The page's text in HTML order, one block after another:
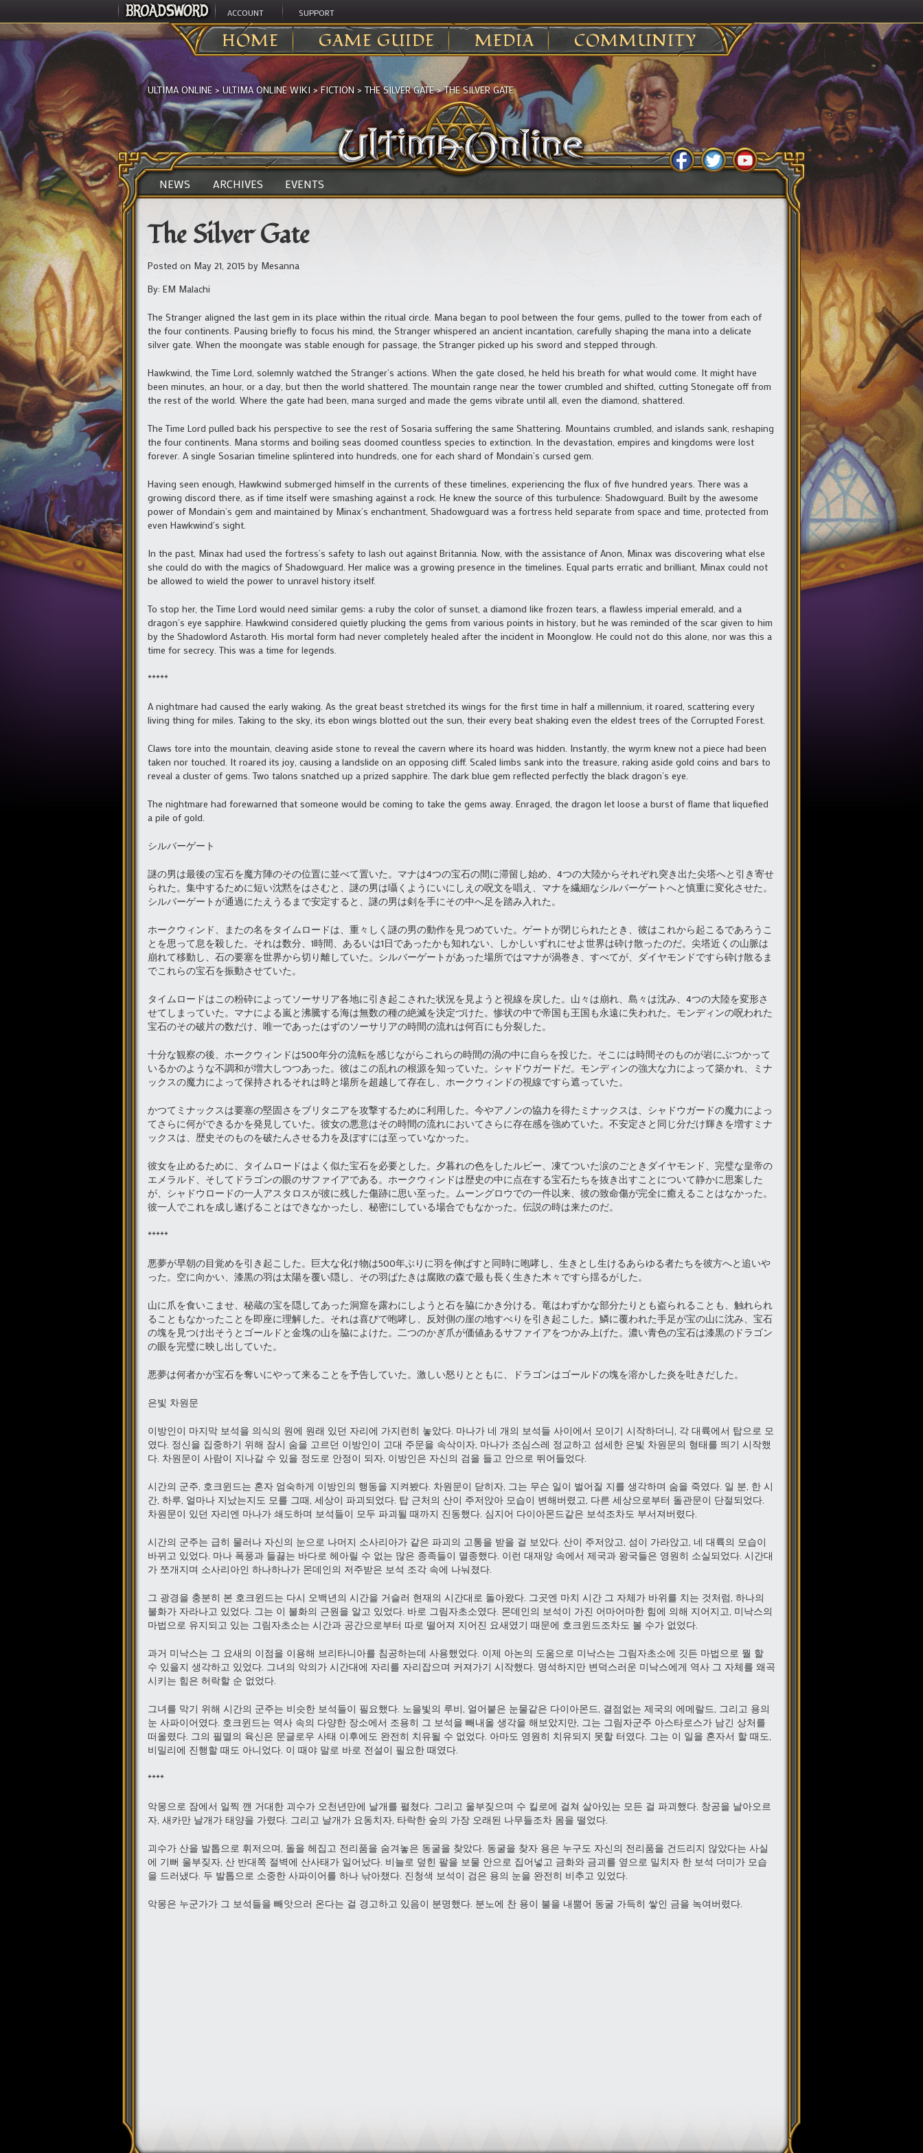
ACCOUNT SUPPORT
HOME GAME GUIDE MEDIA COMMUNITY
ULTIMA ONLINE >ULTIMA ONLINE WIKI>FICTION> THE SILVER GATE>THE SILVER GATE
NEWS ARCHIVES EVENTS
The Silver Gate
Posted on May 21, 2015 by Mesanna
By: EM Malachi
The Stranger aligned the last gem in its place within the ritual circle. Mana began to pool between the four gems, pulled to the tower from each of
the four continents. Pausing briefly to focus his mind, the Stranger whispered an ancient incantation, carefully shaping the mana into a delicate
silver gate. When the moongate was stable enough for passage, the Stranger picked up his sword and stepped through.
Hawkwind, the Time Lord, solemnly watched the Stranger’s actions. When the gate closed, he held his breath for what would come. It might have
been minutes, an hour, or a day, but then the world shattered. The mountain range near the tower crumbled and shifted, cutting Stonegate off from
the rest of the world. Where the gate had been, mana surged and made the gems vibrate until all, even the diamond, shattered.
The Time Lord pulled back his perspective to see the rest of Sosaria suffering the same Shattering. Mountains crumbled, and islands sank, reshaping
the four continents. Mana storms and boiling seas doomed countless species to extinction. In the devastation, empires and kingdoms were lost
forever. A single Sosarian timeline splintered into hundreds, one for each shard of Mondain’s cursed gem.
Having seen enough, Hawkwind submerged himself in the currents of these timelines, experiencing the flux of five hundred years. There was a
growing discord there, as if time itself were smashing against a rock. He knew the source of this turbulence: Shadowguard. Built by the awesome
power of Mondain’s gem and maintained by Minax’s enchantment, Shadowguard was a fortress held separate from space and time, protected from
even Hawkwind’s sight.
In the past, Minax had used the fortress’s safety to lash out against Britannia. Now, with the assistance of Anon, Minax was discovering what else
she could do with the magics of Shadowguard. Her malice was a growing presence in the timelines. Equal parts erratic and brilliant, Minax could not
be allowed to wield the power to unravel history itself.
To stop her, the Time Lord would need similar gems: a ruby the color of sunset, a diamond like frozen tears, a flawless imperial emerald, and a
dragon’s eye sapphire. Hawkwind considered quietly plucking the gems from various points in history, but he was reminded of the scar given to him
by the Shadowlord Astaroth. His mortal form had never completely healed after the incident in Moonglow. He could not do this alone, nor was this a
time for secrecy. This was a time for legends.
*****
A nightmare had caused the early waking. As the great beast stretched its wings for the first time in half a millennium, it roared, scattering every
living thing for miles. Taking to the sky, its ebon wings blotted out the sun, their every beat shaking even the eldest trees of the Corrupted Forest.
Claws tore into the mountain, cleaving aside stone to reveal the cavern where its hoard was hidden. Instantly, the wyrm knew not a piece had been
taken nor touched. It roared its joy, causing a landslide on an opposing cliff. Scaled limbs sank into the treasure, raking aside gold coins and bars to
reveal a cluster of gems. Two talons snatched up a prized sapphire. The dark blue gem reflected perfectly the black dragon’s eye.
The nightmare had forewarned that someone would be coming to take the gems away. Enraged, the dragon let loose a burst of flame that liquefied
a pile of gold.
シルバーゲート
謎の男は最後の宝石を魔方陣のその位置に並べて置いた。マナは4つの宝石の間に滞留し始め、4つの大陸からそれぞれ突き出た尖塔へと引き寄せ
られた。集中するために短い沈黙をはさむと、謎の男は囁くようにいにしえの呪文を唱え、マナを繊細なシルバーゲートへと慎重に変化させた。
シルバーゲートが通過にたえうるまで安定すると、謎の男は剣を手にその中へ足を踏み入れた。
ホークウィンド、またの名をタイムロードは、重々しく謎の男の動作を見つめていた。ゲートが閉じられたとき、彼はこれから起こるであろうこ
とを思って息を殺した。それは数分、1時間、あるいは1日であったかも知れない、しかしいずれにせよ世界は砕け散ったのだ。尖塔近くの山脈は
崩れて移動し、石の要塞を世界から切り離していた。シルバーゲートがあった場所ではマナが渦巻き、すべてが、ダイヤモンドですら砕け散るま
でこれらの宝石を振動させていた。
タイムロードはこの粉砕によってソーサリア各地に引き起こされた状況を見ようと視線を戻した。山々は崩れ、島々は沈み、4つの大陸を変形さ
せてしまっていた。マナによる嵐と沸騰する海は無数の種の絶滅を決定づけた。惨状の中で帝国も王国も永遠に失われた。モンディンの呪われた
宝石のその破片の数だけ、唯一であったはずのソーサリアの時間の流れは何百にも分裂した。
十分な観察の後、ホークウィンドは500年分の流転を感じながらこれらの時間の渦の中に自らを投じた。そこには時間そのものが岩にぶつかって
いるかのような不調和が増大しつつあった。彼はこの乱れの根源を知っていた。シャドウガードだ。モンディンの強大な力によって築かれ、ミナ
ックスの魔力によって保持されるそれは時と場所を超越して存在し、ホークウィンドの視線ですら遮っていた。
かつてミナックスは要塞の堅固さをブリタニアを攻撃するために利用した。今やアノンの協力を得たミナックスは、シャドウガードの魔力によっ
てさらに何ができるかを発見していた。彼女の悪意はその時間の流れにおいてさらに存在感を強めていた。不安定さと同じ分だけ輝きを増すミナ
ックスは、歴史そのものを破たんさせる力を及ぼすには至っていなかった。
彼女を止めるために、タイムロードはよく似た宝石を必要とした。夕暮れの色をしたルビー、凍てついた涙のごときダイヤモンド、完璧な皇帝の
エメラルド、そしてドラゴンの眼のサファイアである。ホークウィンドは歴史の中に点在する宝石たちを抜き出すことについて静かに思案した
が、シャドウロードの一人アスタロスが彼に残した傷跡に思い至った。ムーングロウでの一件以来、彼の致命傷が完全に癒えることはなかった。
彼一人でこれを成し遂げることはできなかったし、秘密にしている場合でもなかった。伝説の時は来たのだ。
*****
悪夢が早朝の目覚めを引き起こした。巨大な化け物は500年ぶりに羽を伸ばすと同時に咆哮し、生きとし生けるあらゆる者たちを彼方へと追いや
った。空に向かい、漆黒の羽は太陽を覆い隠し、その羽ばたきは腐敗の森で最も長く生きた木々ですら揺るがした。
山に爪を食いこませ、秘蔵の宝を隠してあった洞窟を露わにしようと石を脇にかき分ける。竜はわずかな部分たりとも盗られることも、触れられ
ることもなかったことを即座に理解した。それは喜びで咆哮し、反対側の崖の地すべりを引き起こした。鱗に覆われた手足が宝の山に沈み、宝石
の塊を見つけ出そうとゴールドと金塊の山を脇によけた。二つのかぎ爪が価値あるサファイアをつかみ上げた。濃い青色の宝石は漆黒のドラゴン
の眼を完璧に映し出していた。
悪夢は何者かが宝石を奪いにやって来ることを予告していた。激しい怒りとともに、ドラゴンはゴールドの塊を溶かした炎を吐きだした。
은빛 차원문
이방인이 마지막 보석을 의식의 원에 원래 있던 자리에 가지런히 놓았다. 마나가 네 개의 보석들 사이에서 모이기 시작하더니, 각 대륙에서 탑으로 모
였다. 정신을 집중하기 위해 잠시 숨을 고르던 이방인이 고대 주문을 속삭이자, 마나가 조심스레 정교하고 섬세한 은빛 차원문의 형태를 띄기 시작했
다. 차원문이 사람이 지나갈 수 있을 정도로 안정이 되자, 이방인은 자신의 검을 들고 안으로 뛰어들었다.
시간의 군주, 호크윈드는 혼자 엄숙하게 이방인의 행동을 지켜봤다. 차원문이 닫히자, 그는 무슨 일이 벌어질 지를 생각하며 숨을 죽였다. 일 분, 한 시
간, 하루, 얼마나 지났는지도 모를 그때, 세상이 파괴되었다. 탑 근처의 산이 주저앉아 모습이 변해버렸고, 다른 세상으로부터 돌관문이 단절되었다.
차원문이 있던 자리엔 마나가 쇄도하며 보석들이 모두 파괴될 때까지 진동했다. 심지어 다이아몬드같은 보석조차도 부서져버렸다.
시간의 군주는 급히 물러나 자신의 눈으로 나머지 소사리아가 같은 파괴의 고통을 받을 걸 보았다. 산이 주저앉고, 섬이 가라앉고, 네 대륙의 모습이
바뀌고 있었다. 마나 폭풍과 들끓는 바다로 헤아릴 수 없는 많은 종족들이 멸종했다. 이런 대재앙 속에서 제국과 왕국들은 영원히 소실되었다. 시간대
가 쪼개지며 소사리아인 하나하나가 몬데인의 저주받은 보석 조각 속에 나눠졌다.
그 광경을 충분히 본 호크윈드는 다시 오백년의 시간을 거슬러 현재의 시간대로 돌아왔다. 그곳엔 마치 시간 그 자체가 바위를 치는 것처럼, 하나의
불화가 자라나고 있었다. 그는 이 불화의 근원을 알고 있었다. 바로 그림자초소였다. 몬데인의 보석이 가진 어마어마한 힘에 의해 지어지고, 미낙스의
마법으로 유지되고 있는 그림자초소는 시간과 공간으로부터 따로 떨어져 지어진 요새였기 때문에 호크윈드조차도 볼 수가 없었다.
과거 미낙스는 그 요새의 이점을 이용해 브리타니아를 침공하는데 사용했었다. 이제 아논의 도움으로 미낙스는 그림자초소에 깃든 마법으로 뭘 할
수 있을지 생각하고 있었다. 그녀의 악의가 시간대에 자리를 자리잡으며 커져가기 시작했다. 명석하지만 변덕스러운 미낙스에게 역사 그 자체를 왜곡
시키는 힘은 허락할 순 없었다.
그녀를 막기 위해 시간의 군주는 비슷한 보석들이 필요했다. 노을빛의 루비, 얼어붙은 눈물같은 다이아몬드, 결점없는 제국의 에메랄드, 그리고 용의
눈 사파이어였다. 호크윈드는 역사 속의 다양한 장소에서 조용히 그 보석을 빼내올 생각을 해보았지만, 그는 그림자군주 아스타로스가 남긴 상처를
떠올렸다. 그의 필멸의 육신은 문글로우 사태 이후에도 완전히 치유될 수 없었다. 아마도 영원히 치유되지 못할 터였다. 그는 이 일을 혼자서 할 때도,
비밀리에 진행할 때도 아니었다. 이 때야 말로 바로 전설이 필요한 때였다.
****
악몽으로 잠에서 일찍 깬 거대한 괴수가 오천년만에 날개를 펼쳤다. 그리고 울부짖으며 수 킬로에 걸쳐 살아있는 모든 걸 파괴했다. 창공을 날아오르
자, 새카만 날개가 태양을 가렸다. 그리고 날개가 요동치자, 타락한 숲의 가장 오래된 나무들조차 몸을 떨었다.
괴수가 산을 발톱으로 휘저으며, 돌을 헤집고 전리품을 숨겨놓은 동굴을 찾았다. 동굴을 찾자 용은 누구도 자신의 전리품을 건드리지 않았다는 사실
에 기뻐 울부짖자, 산 반대쪽 절벽에 산사태가 일어났다. 비늘로 덮힌 팔을 보물 안으로 집어넣고 금화와 금괴를 옆으로 밀치자 한 보석 더미가 모습
을 드러냈다. 두 발톱으로 소중한 사파이어를 하나 낚아챘다. 진청색 보석이 검은 용의 눈을 완전히 비추고 있었다.
악몽은 누군가가 그 보석들을 빼앗으러 온다는 걸 경고하고 있음이 분명했다. 분노에 찬 용이 불을 내뿜어 동굴 가득히 쌓인 금을 녹여버렸다.